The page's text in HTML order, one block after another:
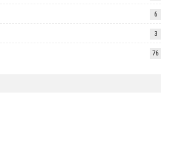
6
3
76